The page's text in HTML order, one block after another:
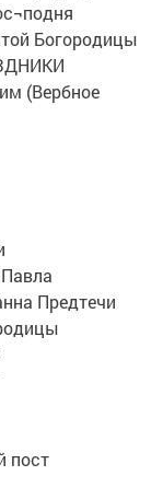
Богородицы
(Вербное
Предтечи
пост